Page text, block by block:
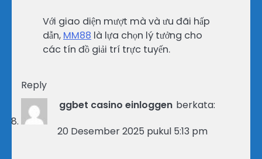
Với giao diện mượt mà và ưu đãi hấp
dẫn, MM88 là lựa chọn lý tưởng cho
các tín đồ giải trí trực tuyến.
Reply
ggbet casino einloggen berkata:
20 Desember 2025 pukul 5:13 pm